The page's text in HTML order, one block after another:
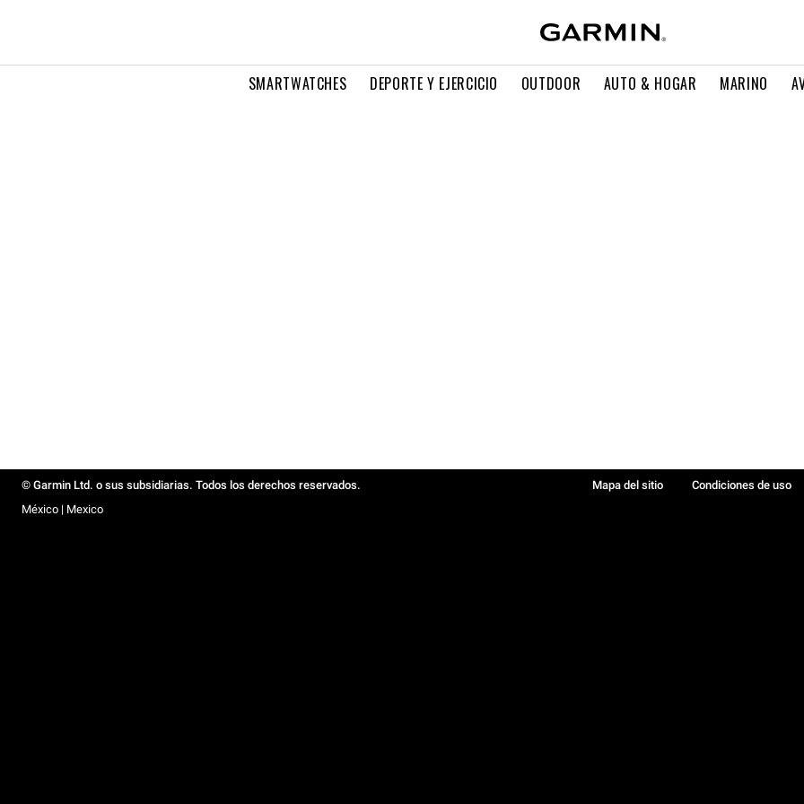
SMARTWATCHES DEPORTE Y EJERCICIO OUTDOOR AUTO & HOGAR MARINO
© Garmin Ltd. o sus subsidiarias. Todos los derechos reservados. Mapa del sitio Condiciones de uso
México | Mexico